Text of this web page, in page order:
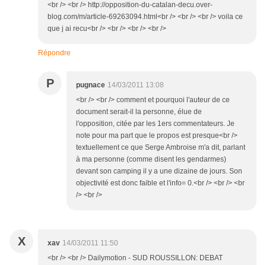
<br /> <br /> http://opposition-du-catalan-decu.over-
blog.com/m/article-69263094.html<br /> <br /> <br /> voila ce
que j ai recu<br /> <br /> <br /> <br />
Répondre
P pugnace 14/03/2011 13:08
<br /> <br /> comment et pourquoi l'auteur de ce
document serait-il la personne, élue de
l'opposition, citée par les 1ers commentateurs. Je
note pour ma part que le propos est presque<br />
textuellement ce que Serge Ambroise m'a dit, parlant
à ma personne (comme disent les gendarmes)
devant son camping il y a une dizaine de jours. Son
objectivité est donc faible et l'info= 0.<br /> <br /> <br
/> <br />
X xav 14/03/2011 11:50
<br /> <br /> Dailymotion - SUD ROUSSILLON: DEBAT